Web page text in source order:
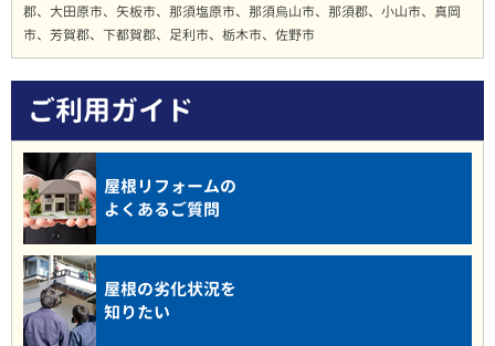
郡、大田原市、矢板市、那須塩原市、那須烏山市、那須郡、小山市、真岡
市、芳賀郡、下都賀郡、足利市、栃木市、佐野市
ご利用ガイド
屋根リフォームの
よくあるご質問
屋根の劣化状況を
知りたい